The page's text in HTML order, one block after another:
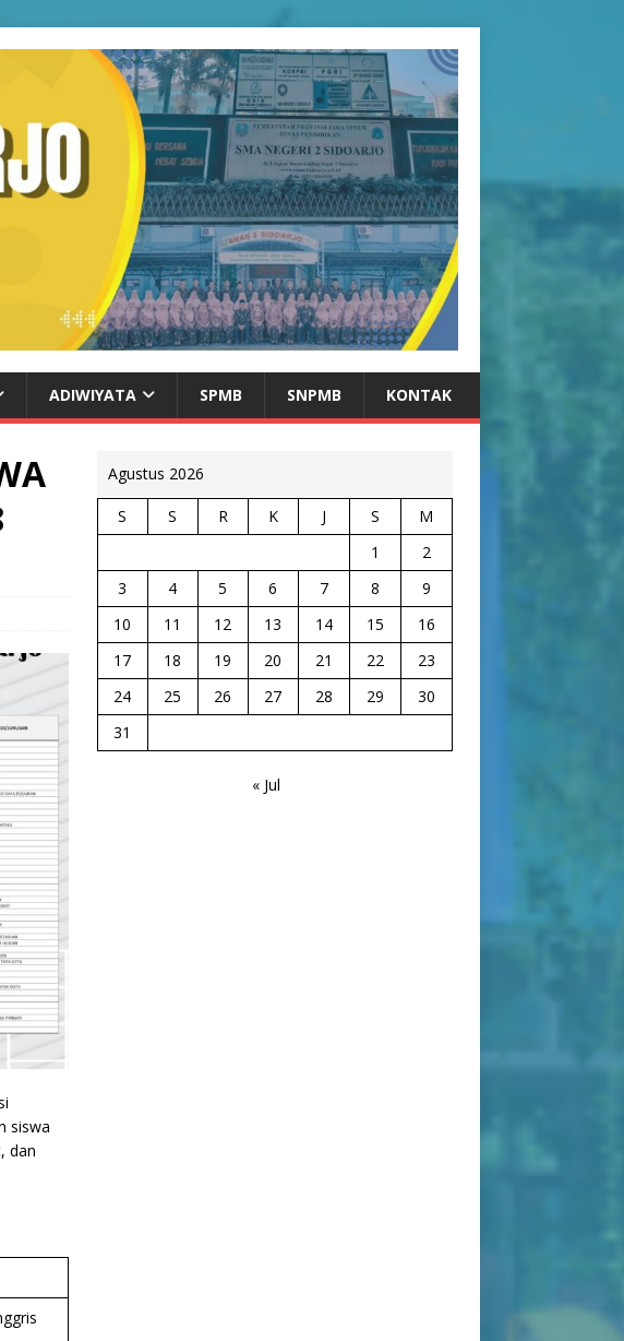
ADIWIYATA SPMB SNPMB KONTAK
siswa
dan
Agustus 2026
S S R K J S
M
1
2
3
4 5 6 7 8
9
10
11 12 13 14 15
16
17
18 19 20 21 22
23
24
25 26 27 28 29
30
31
« Jul